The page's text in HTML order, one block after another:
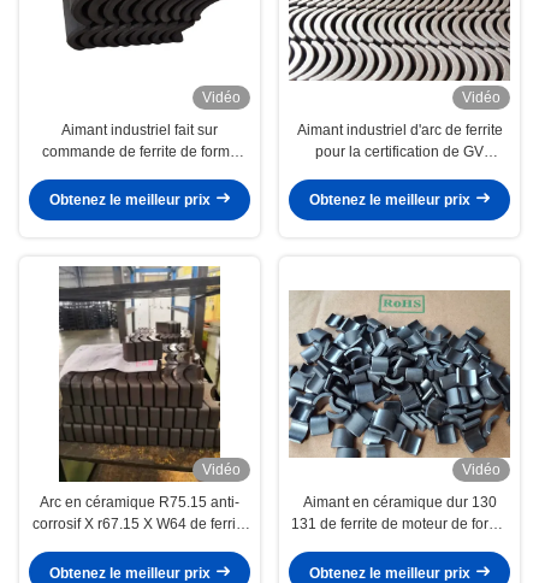
Vidéo
Aimant industriel fait sur
commande de ferrite de forme
plafond BLDC
Obtenez le meilleur prix
Vidéo
Aimant industriel d'arc de ferrite
pour la certification de GV
PMSM
Obtenez le meilleur prix
Vidéo
Arc en céramique R75.15 anti-
corrosif X r67.15 X W64 de ferrite
moteur
Obtenez le meilleur prix
Vidéo
Aimant en céramique dur 130
131 de ferrite de moteur de forme
Obtenez le meilleur prix